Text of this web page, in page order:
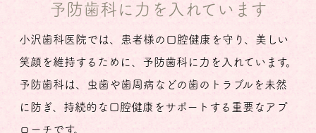
予防歯科に力を入れています
小沢歯科医院では、患者様の口腔健康を守り、美しい
笑顔を維持するために、予防歯科に力を入れています。
予防歯科は、虫歯や歯周病などの歯のトラブルを未然
に防ぎ、持続的な口腔健康をサポートする重要なアプ
ローチです。